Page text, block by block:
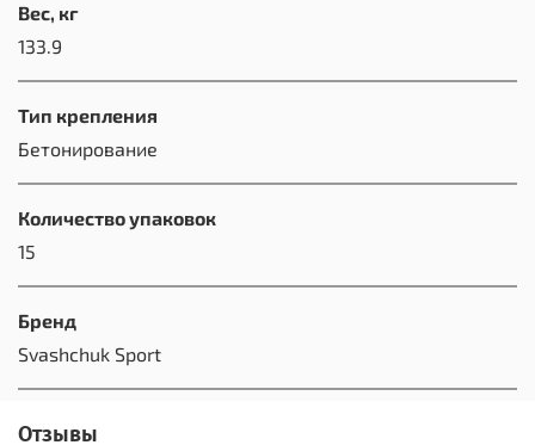
Вес, кг
133.9
Тип крепления
Бетонирование
Количество упаковок
15
Бренд
Svashchuk Sport
Отзывы